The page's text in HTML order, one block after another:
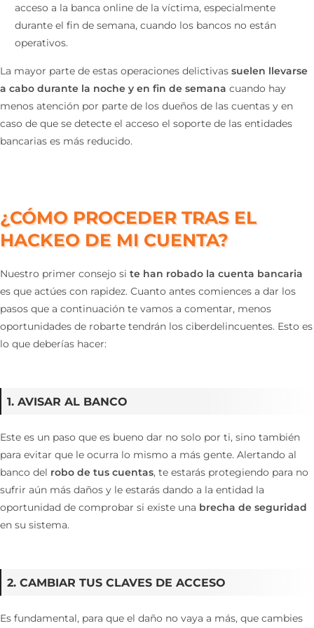
acceso a la banca online de la víctima, especialmente
durante el fin de semana, cuando los bancos no están
operativos.
La mayor parte de estas operaciones delictivas suelen llevarse
a cabo durante la noche y en fin de semana cuando hay
menos atención por parte de los dueños de las cuentas y en
caso de que se detecte el acceso el soporte de las entidades
bancarias es más reducido.
¿CÓMO PROCEDER TRAS EL
HACKEO DE MI CUENTA?
Nuestro primer consejo si te han robado la cuenta bancaria
es que actúes con rapidez. Cuanto antes comiences a dar los
pasos que a continuación te vamos a comentar, menos
oportunidades de robarte tendrán los ciberdelincuentes. Esto es
lo que deberías hacer:
1. AVISAR AL BANCO
Este es un paso que es bueno dar no solo por ti, sino también
para evitar que le ocurra lo mismo a más gente. Alertando al
banco del robo de tus cuentas, te estarás protegiendo para no
sufrir aún más daños y le estarás dando a la entidad la
oportunidad de comprobar si existe una brecha de seguridad
en su sistema.
2. CAMBIAR TUS CLAVES DE ACCESO
Es fundamental, para que el daño no vaya a más, que cambies